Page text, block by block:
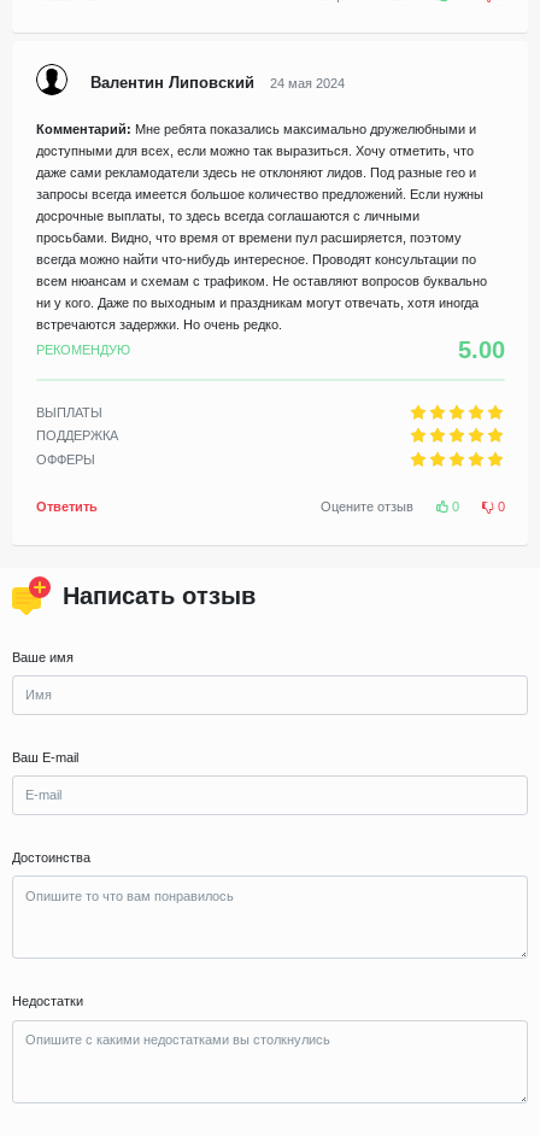
Валентин Липовский 24 мая 2024
Комментарий: Мне ребята показались максимально дружелюбными и
доступными для всех, если можно так выразиться. Хочу отметить, что
даже сами рекламодатели здесь не отклоняют лидов. Под разные гео и
запросы всегда имеется большое количество предложений. Если нужны
досрочные выплаты, то здесь всегда соглашаются с личными
просьбами. Видно, что время от времени пул расширяется, поэтому
всегда можно найти что-нибудь интересное. Проводят консультации по
всем нюансам и схемам с трафиком. Не оставляют вопросов буквально
ни у кого. Даже по выходным и праздникам могут отвечать, хотя иногда
встречаются задержки. Но очень редко.
РЕКОМЕНДУЮ
5.00
ВЫПЛАТЫ
ПОДДЕРЖКА
ОФФЕРЫ
Ответить Оцените отзыв 0 0
Написать отзыв
Ваше имя
Ваш E-mail
Достоинства
Недостатки